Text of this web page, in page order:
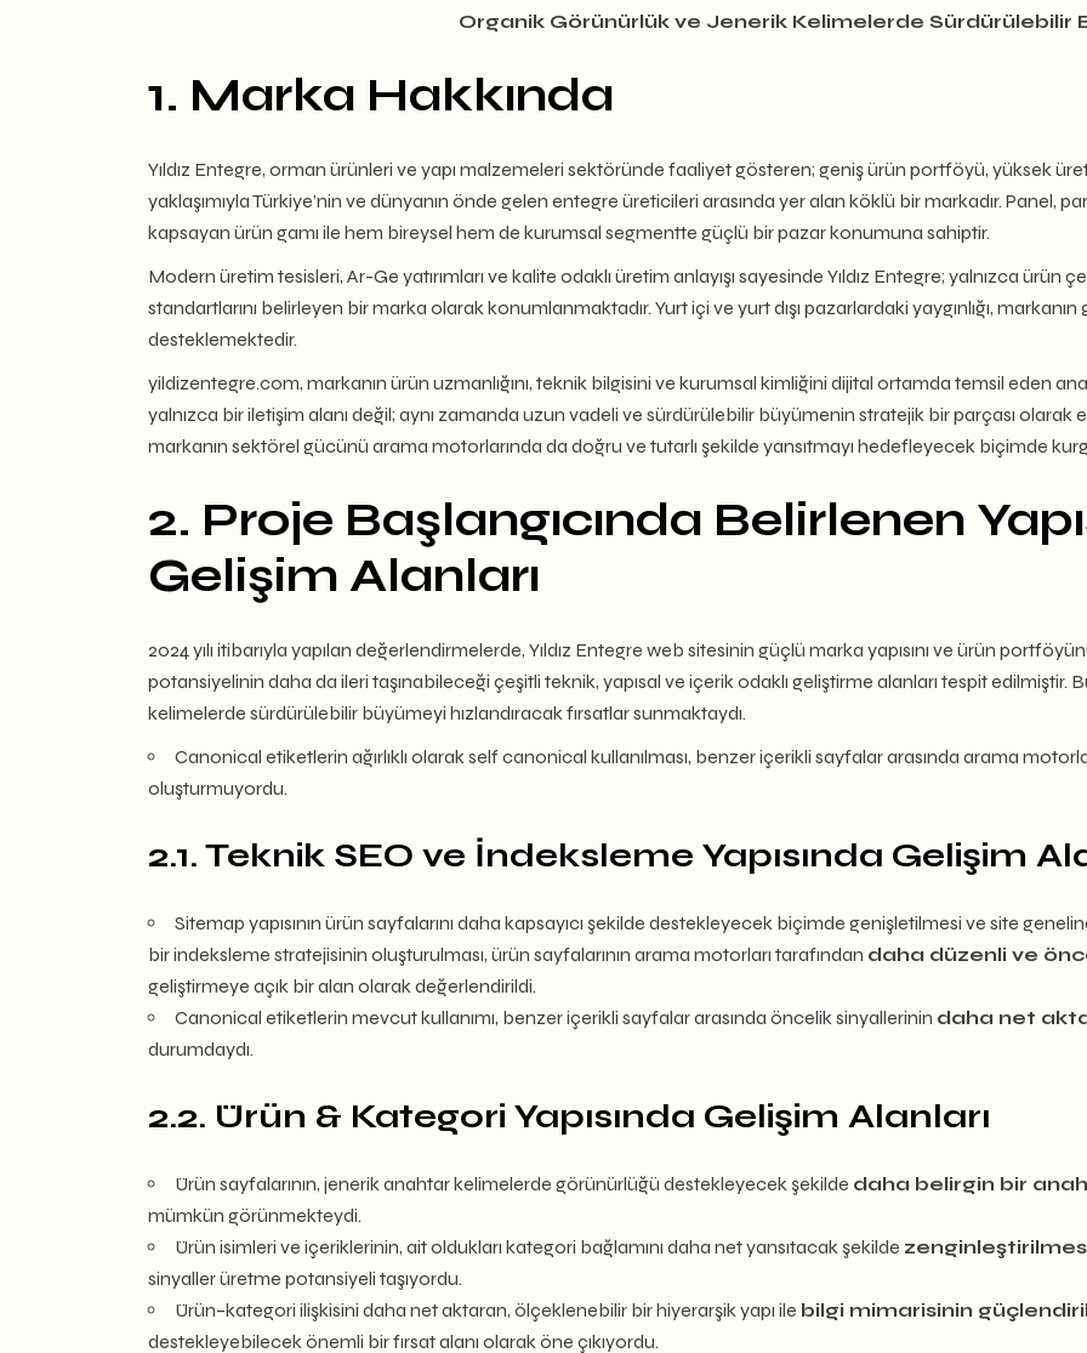
Organik Görünürlük ve Jenerik Kelimelerde Sürdürülebilir
1. Marka Hakkında
Yıldız Entegre, orman ürünleri ve yapı malzemeleri sektöründe faaliyet gösteren; geniş ürün portföyü, yüksek
yaklaşımıyla Türkiye’nin ve dünyanın önde gelen entegre üreticileri arasında yer alan köklü bir markadır. Panel,
kapsayan ürün gamı ile hem bireysel hem de kurumsal segmentte güçlü bir pazar konumuna sahiptir.
Modern üretim tesisleri, Ar-Ge yatırımları ve kalite odaklı üretim anlayışı sayesinde Yıldız Entegre; yalnızca ürün
standartlarını belirleyen bir marka olarak konumlanmaktadır. Yurt içi ve yurt dışı pazarlardaki yaygınlığı,
desteklemektedir.
yildizentegre.com, markanın ürün uzmanlığını, teknik bilgisini ve kurumsal kimliğini dijital ortamda temsil eden
yalnızca bir iletişim alanı değil; aynı zamanda uzun vadeli ve sürdürülebilir büyümenin stratejik bir parçası olarak
markanın sektörel gücünü arama motorlarında da doğru ve tutarlı şekilde yansıtmayı hedefleyecek biçimde
2. Proje Başlangıcında Belirlenen
Gelişim Alanları
2024 yılı itibarıyla yapılan değerlendirmelerde, Yıldız Entegre web sitesinin güçlü marka yapısını ve ürün
potansiyelinin daha da ileri taşınabileceği çeşitli teknik, yapısal ve içerik odaklı geliştirme alanları tespit edilmiştir.
kelimelerde sürdürülebilir büyümeyi hızlandıracak fırsatlar sunmaktaydı.
Canonical etiketlerin ağırlıklı olarak self canonical kullanılması, benzer içerikli sayfalar arasında arama
oluşturmuyordu.
2.1. Teknik SEO ve İndeksleme Yapısında Gelişim
Sitemap yapısının ürün sayfalarını daha kapsayıcı şekilde destekleyecek biçimde genişletilmesi ve site
bir indeksleme stratejisinin oluşturulması, ürün sayfalarının arama motorları tarafından daha düzenli ve
geliştirmeye açık bir alan olarak değerlendirildi.
Canonical etiketlerin mevcut kullanımı, benzer içerikli sayfalar arasında öncelik sinyallerinin daha net
durumdaydı.
2.2. Ürün & Kategori Yapısında Gelişim Alanları
Ürün sayfalarının, jenerik anahtar kelimelerde görünürlüğü destekleyecek şekilde daha belirgin bir
mümkün görünmekteydi.
Ürün isimleri ve içeriklerinin, ait oldukları kategori bağlamını daha net yansıtacak şekilde
sinyaller üretme potansiyeli taşıyordu.
Ürün–kategori ilişkisini daha net aktaran, ölçeklenebilir bir hiyerarşik yapı ile bilgi mimarisinin
destekleyebilecek önemli bir fırsat alanı olarak öne çıkıyordu.